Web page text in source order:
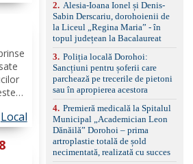
în
Local
reglaj lombar electric
pentru șofer și pasager
Volan multifuncțional
îmbrăcat în piele, cu
treptelor Adaptive cruise
control, asistent
schimbare bandă și
menținere bandă Faruri
bi-xenon adaptive cu
funcție Cornering,
asistent fază lungă
automată , lumini de zi
LED, proiectoare ceață
2. Alesia-Ioana Ionel și Denis-
Sabin Derscariu, dorohoienii de
la Liceul „Regina Maria” - în
topul județean la Bacalaureat
3. Poliția locală Dorohoi:
Sancțiuni pentru șoferii care
parchează pe trecerile de pietoni
sau în apropierea acestora
4. Premieră medicală la Spitalul
Municipal „Academician Leon
Dănăilă” Dorohoi – prima
artroplastie totală de șold
necimentată, realizată cu succes